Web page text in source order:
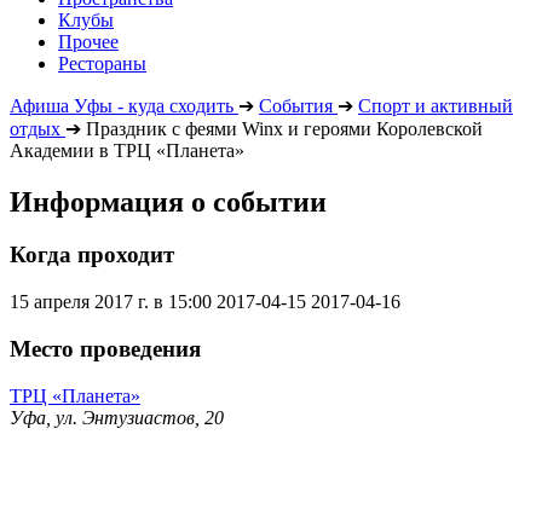
Клубы
Прочее
Рестораны
Афиша Уфы - куда сходить ➔ События ➔ Спорт и активный
отдых ➔ Праздник с феями Winx и героями Королевской
Академии в ТРЦ «Планета»
Информация о событии
Когда проходит
15 апреля 2017 г. в 15:00 2017-04-15 2017-04-16
Место проведения
ТРЦ «Планета»
Уфа, ул. Энтузиастов, 20